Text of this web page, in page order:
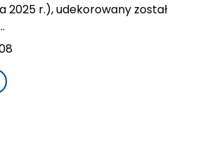
2025 r.), udekorowany został